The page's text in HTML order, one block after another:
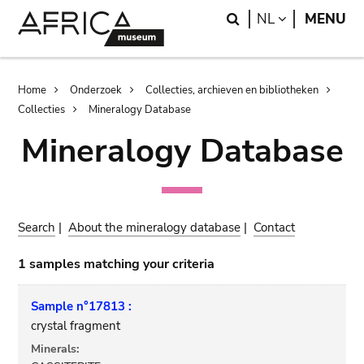
Search
NL LANGUAGE
MENU
Breadcrumb
Home Onderzoek
Collecties, archieven en bibliotheken
Collecties
Mineralogy Database
Mineralogy Database
Search |About the mineralogy database | Contact
1 samples matching your criteria
Sample n°17813 :
crystal fragment
Minerals: